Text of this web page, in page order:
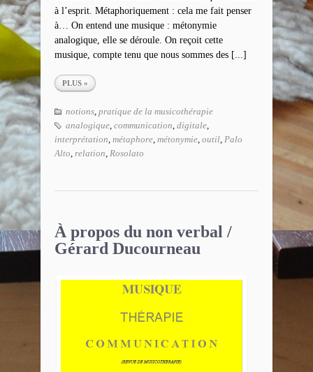
à l’esprit. Métaphoriquement : cela me fait penser
à… On entend une musique : métonymie
analogique, elle se déroule. On reçoit cette
musique, compte tenu que nous sommes des [...]
PLUS »
notions pratique de la musicothérapie
analogique communication digitale
interprétation métaphore métonymie outil Palo
Alto relation Rosolato
À propos du non verbal /
Gérard Ducourneau